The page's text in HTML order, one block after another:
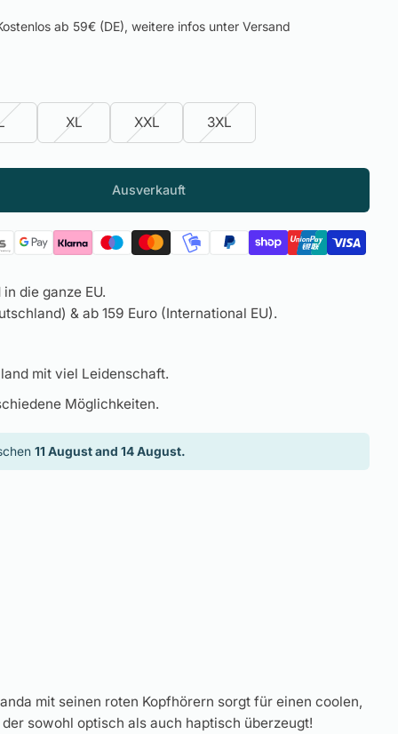
ab 59€ (DE), weitere infos unter Versand
XL XXL 3XL
Ausverkauft
die ganze EU.
& ab 159 Euro (International EU).
mit viel Leidenschaft.
Möglichkeiten.
11 August and 14 August.
mit seinen roten Kopfhörern sorgt für einen coolen,
sowohl optisch als auch haptisch überzeugt!